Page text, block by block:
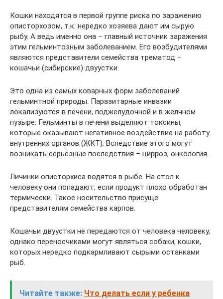
Кошки находятся в первой группе риска по заражению
описторхозом, т.к. нередко хозяева дают им сырую
рыбу. А ведь именно она – главный источник заражения
этим гельминтозным заболеванием. Его возбудителями
являются представители семейства трематод –
кошачьи (сибирские) двуустки.
Это одна из самых коварных форм заболеваний
гельминтной природы. Паразитарные инвазии
локализуются в печени, поджелудочной и в желчном
пузыре. Гельминты в печени выделяют токсины,
которые оказывают негативное воздействие на работу
внутренних органов (ЖКТ). Вследствие этого могут
возникать серьёзные последствия – цирроз, онкология.
Личинки описторхиса водятся в рыбе. На стол к
человеку они попадают, если продукт плохо обработан
термически. Такое носительство присуще
представителям семейства карпов.
Кошачьи двуустки не передаются от человека человеку,
однако переносчиками могут являться собаки, кошки,
которых нередко подкармливают сырыми останками
рыб.
Читайте также: Что делать если у ребенка